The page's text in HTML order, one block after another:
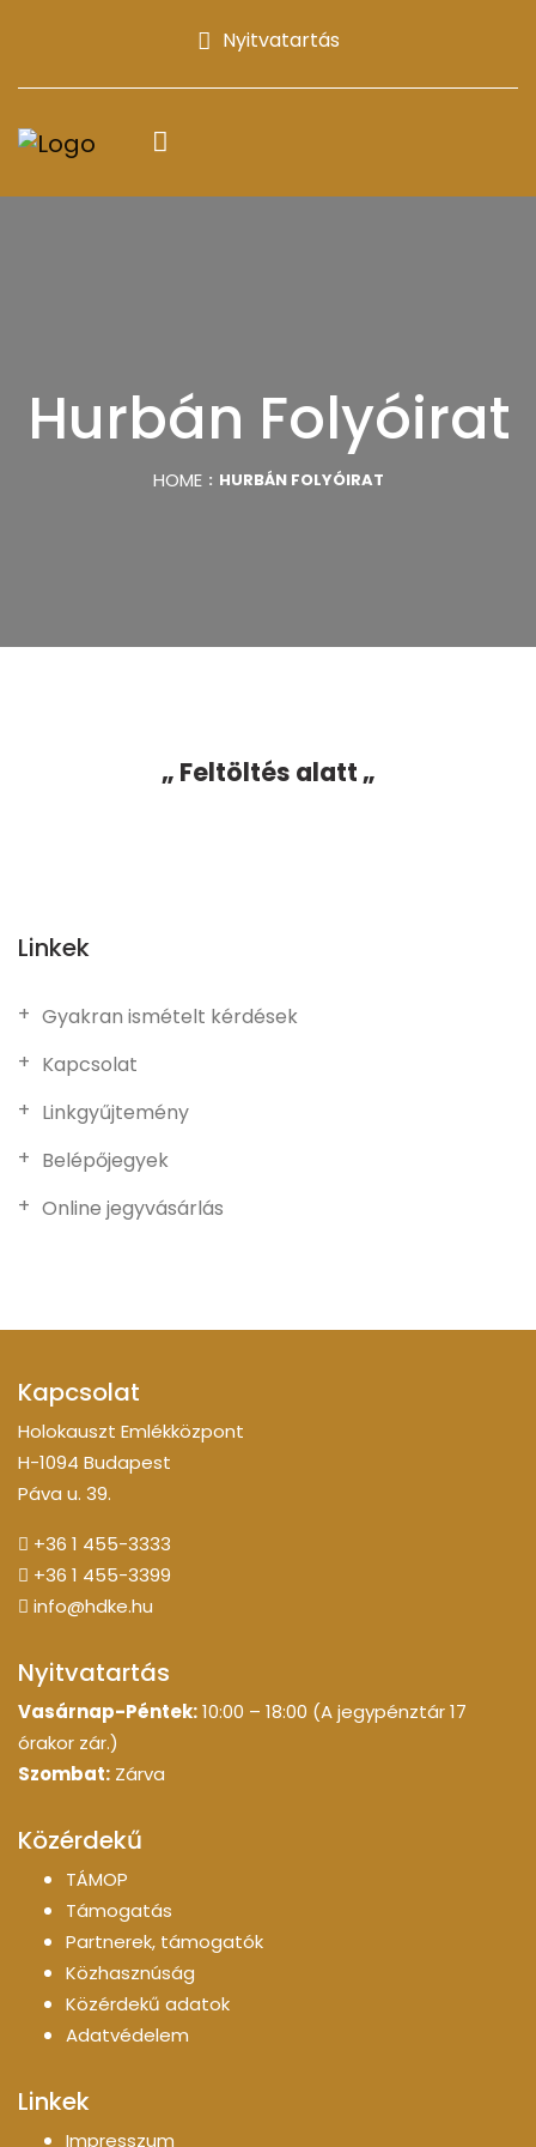
Nyitvatartás
Hurbán Folyóirat
HOME HURBÁN FOLYÓIRAT
„ Feltöltés alatt „
Linkek
Gyakran ismételt kérdések
Kapcsolat
Linkgyűjtemény
Belépőjegyek
Online jegyvásárlás
Kapcsolat
Holokauszt Emlékközpont
H-1094 Budapest
Páva u. 39.
+36 1 455-3333
+36 1 455-3399
info@hdke.hu
Nyitvatartás
Vasárnap-Péntek:10:00 – 18:00 (A jegypénztár 17
órakor zár.)
Szombat: Zárva
Közérdekű
TÁMOP
Támogatás
Partnerek, támogatók
Közhasznúság
Közérdekű adatok
Adatvédelem
Linkek
Impresszum